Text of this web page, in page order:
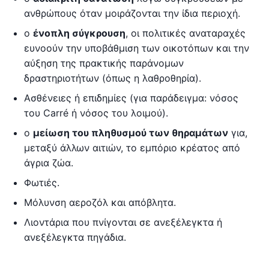
ανθρώπους όταν μοιράζονται την ίδια περιοχή.
ο ένοπλη σύγκρουση, οι πολιτικές αναταραχές
ευνοούν την υποβάθμιση των οικοτόπων και την
αύξηση της πρακτικής παράνομων
δραστηριοτήτων (όπως η λαθροθηρία).
Ασθένειες ή επιδημίες (για παράδειγμα: νόσος
του Carré ή νόσος του λοιμού).
ο μείωση του πληθυσμού των θηραμάτων για,
μεταξύ άλλων αιτιών, το εμπόριο κρέατος από
άγρια ζώα.
Φωτιές.
Μόλυνση αεροζόλ και απόβλητα.
Λιοντάρια που πνίγονται σε ανεξέλεγκτα ή
ανεξέλεγκτα πηγάδια.